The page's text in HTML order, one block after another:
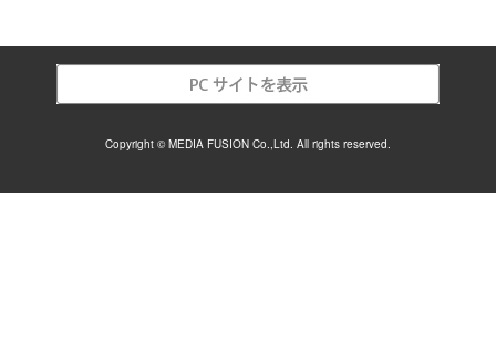
Copyright © MEDIA FUSION Co.,Ltd. All rights reserved.